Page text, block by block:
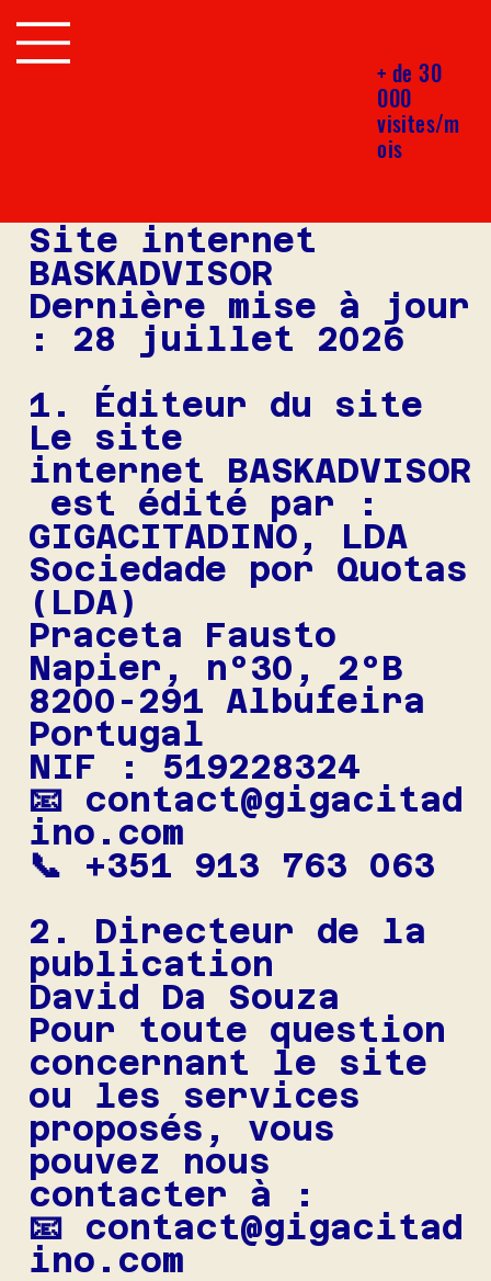
+ de 30
000
visites/m
ois
Site internet
BASKADVISOR
Dernière mise à jour
: 28 juillet 2026
1. Éditeur du site
Le site
internet BASKADVISOR
est édité par :
GIGACITADINO, LDA
Sociedade por Quotas
(LDA)
Praceta Fausto
Napier, n°30, 2°B
8200-291 Albufeira
Portugal
NIF : 519228324
📧 contact@gigacitad
ino.com
📞 +351 913 763 063
2. Directeur de la
publication
David Da Souza
Pour toute question
concernant le site
ou les services
proposés, vous
pouvez nous
contacter à :
📧 contact@gigacitad
ino.com